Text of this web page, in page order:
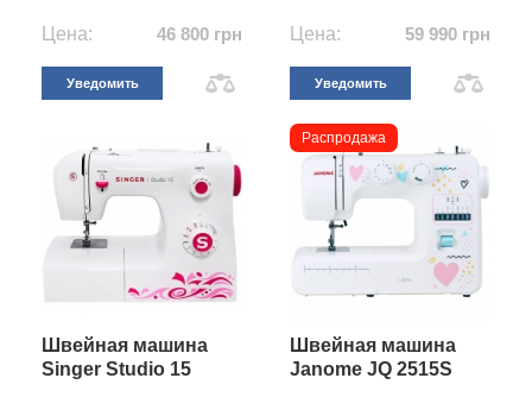
Цена: 46 800 грн
Уведомить
Цена: 59 990 грн
Уведомить
Швейная машина
Singer Studio 15
Распродажа
Швейная машина
Janome JQ 2515S